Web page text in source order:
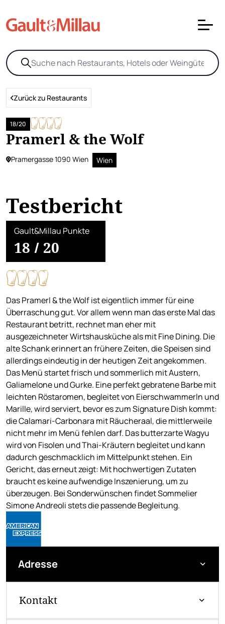
Zurück zu Restaurants
Pramerl & the Wolf
18/20
Pramergasse 1090 Wien Wien
Testbericht
Gault&Millau Punkte
18 / 20
Das Pramerl & the Wolf ist eigentlich immer für eine
Überraschung gut. Vor allem wenn man das erste Mal das
Restaurant betritt, rechnet man eher mit
ausgezeichneter Wirtshausküche als mit Fine Dining. Die
alte Schank erinnert an frühere Zeiten, die Speisen sind
allerdings eindeutig in der heutigen Zeit angekommen.
Das Menü startet frisch und sommerlich mit Austern,
Galiamelone und Gurke. Eine perfekt gebratene Barbe mit
leichten Röstaromen, begleitet von Eierschwammerln und
Marille, wird serviert, bevor es zum Signature Dish kommt:
die Calamari-Carbonara mit Räucheraal, die mittlerweile
nicht mehr im Menü fehlen darf. Das butterzarte Wagyu
wird von Fisolen und Thai-Kräutern begleitet und kann
dadurch geschmacklich im Mittelpunkt stehen. Ein
Gericht, das erneut zeigt: Mit hochwertigen Zutaten
braucht es keine aufwendige Inszenierung, um zu
überzeugen. Bei Sonderwünschen findet Sommelier
Simone Andreoli stets die passende Begleitung.
Adresse
Kontakt